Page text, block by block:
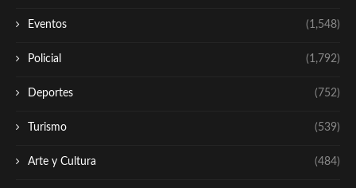
Eventos (1,548)
Policial (1,792)
Deportes (752)
Turismo (539)
Arte y Cultura (484)